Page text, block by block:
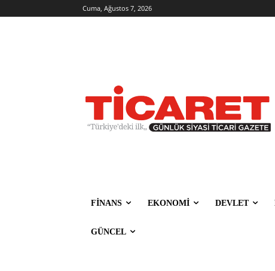
Cuma, Ağustos 7, 2026
FİNANS EKONOMİ DEVLET
GÜNCEL